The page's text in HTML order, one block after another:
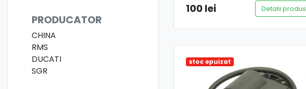
PRODUCATOR
CHINA
RMS
DUCATI
SGR
100 lei Detalii produs
stoc epuizat